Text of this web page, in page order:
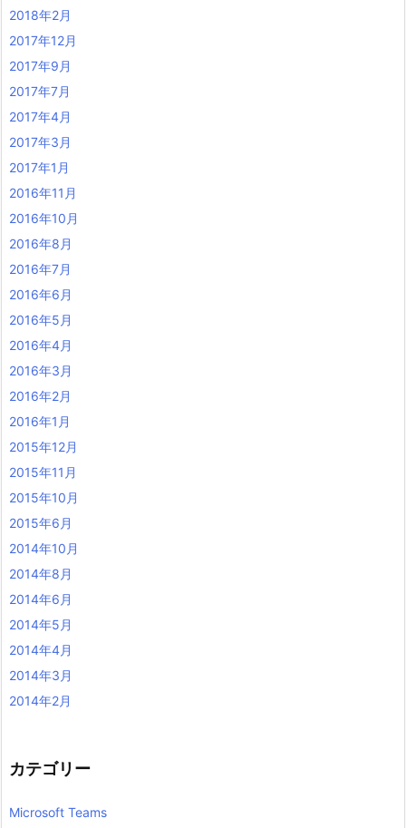
2018年2月
2017年12月
2017年9月
2017年7月
2017年4月
2017年3月
2017年1月
2016年11月
2016年10月
2016年8月
2016年7月
2016年6月
2016年5月
2016年4月
2016年3月
2016年2月
2016年1月
2015年12月
2015年11月
2015年10月
2015年6月
2014年10月
2014年8月
2014年6月
2014年5月
2014年4月
2014年3月
2014年2月
カテゴリー
Microsoft Teams